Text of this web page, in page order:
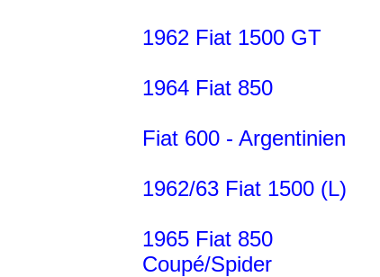
1962 Fiat 1500 GT
1964 Fiat 850
Fiat 600 - Argentinien
1962/63 Fiat 1500 (L)
1965 Fiat 850
Coupé/Spider